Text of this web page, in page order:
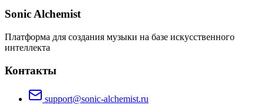
Sonic Alchemist
Платформа для создания музыки на базе искусственного
интеллекта
Контакты
support@sonic-alchemist.ru